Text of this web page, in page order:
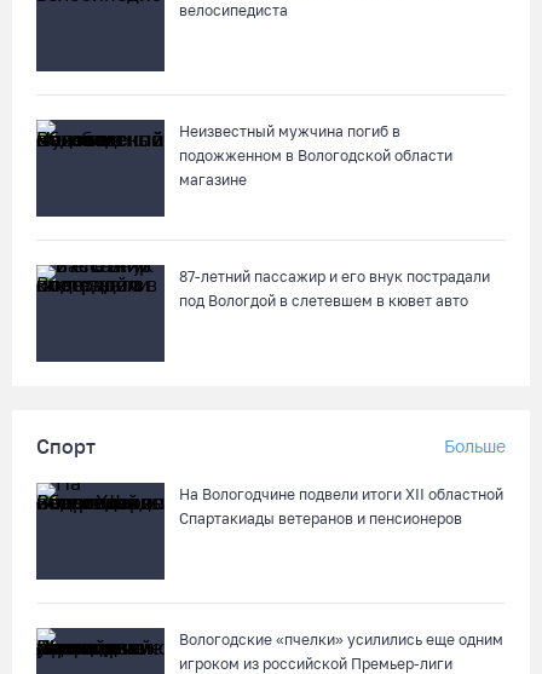
велосипедиста
Неизвестный мужчина погиб в
подожженном в Вологодской области
магазине
87-летний пассажир и его внук пострадали
под Вологдой в слетевшем в кювет авто
Спорт Больше
На Вологодчине подвели итоги XII областной
Спартакиады ветеранов и пенсионеров
Вологодские «пчелки» усилились еще одним
игроком из российской Премьер-лиги